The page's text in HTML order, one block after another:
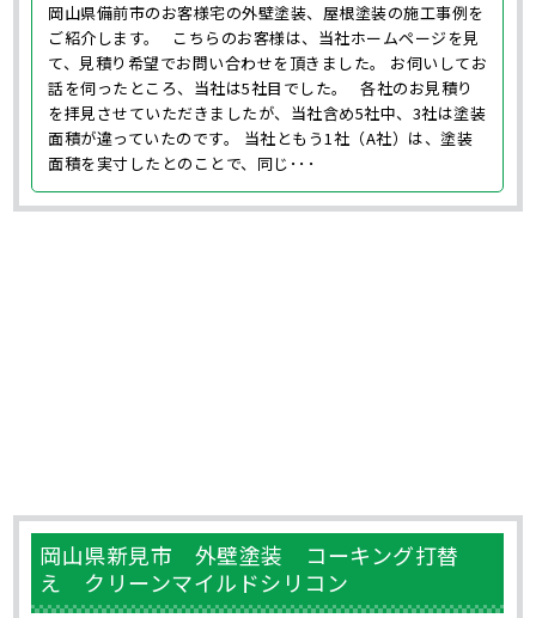
岡山県備前市のお客様宅の外壁塗装、屋根塗装の施工事例を
ご紹介します。 こちらのお客様は、当社ホームページを見
て、見積り希望でお問い合わせを頂きました。 お伺いしてお
話を伺ったところ、当社は5社目でした。 各社のお見積り
を拝見させていただきましたが、当社含め5社中、3社は塗装
面積が違っていたのです。 当社ともう1社（A社）は、塗装
面積を実寸したとのことで、同じ･･･
岡山県新見市 外壁塗装 コーキング打替
え クリーンマイルドシリコン